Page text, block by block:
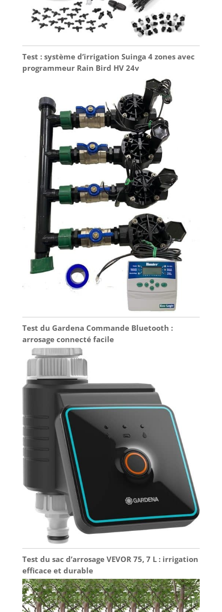
de courant,
reprenant
automatiquement
restaurée. Options
d'alimentation
flexibles : le
système d'arrosage
peut être alimenté
par quatre piles AA
(non incluses) ou
un câble
d'alimentation de
type C. Les piles AA
sont idéales si vous
coupez
l'alimentation de
votre maison
pendant vos
vacances. Si vous
utilisez
l'alimentation USB,
la pompe passe
automatiquement
à des piles AA (si
installées) en cas
de panne de
courant.
Test : système d’irrigation Suinga 4 zones avec
programmeur Rain Bird HV 24v
Test du Gardena Commande Bluetooth :
arrosage connecté facile
Test du sac d’arrosage VEVOR 75, 7 L : irrigation
efficace et durable